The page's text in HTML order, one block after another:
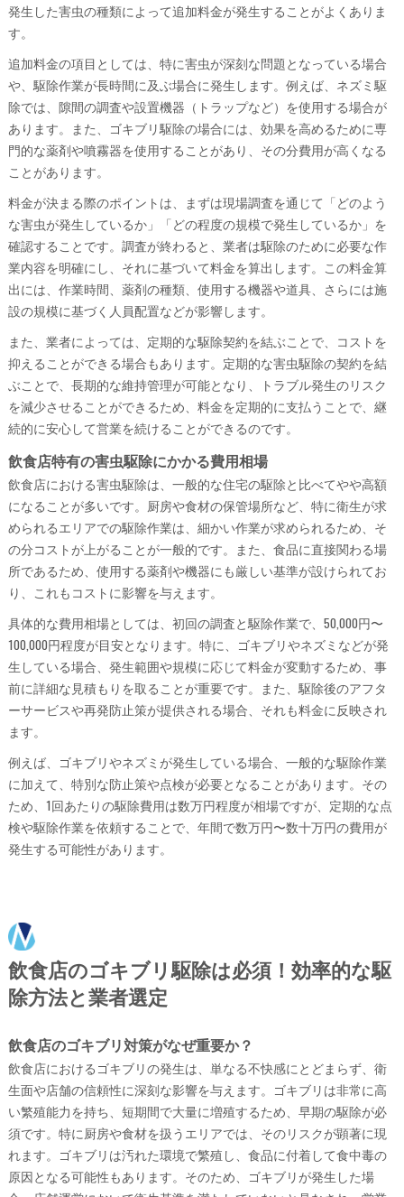
発生した害虫の種類によって追加料金が発生することがよくありま
す。
追加料金の項目としては、特に害虫が深刻な問題となっている場合
や、駆除作業が長時間に及ぶ場合に発生します。例えば、ネズミ駆
除では、隙間の調査や設置機器（トラップなど）を使用する場合が
あります。また、ゴキブリ駆除の場合には、効果を高めるために専
門的な薬剤や噴霧器を使用することがあり、その分費用が高くなる
ことがあります。
料金が決まる際のポイントは、まずは現場調査を通じて「どのよう
な害虫が発生しているか」「どの程度の規模で発生しているか」を
確認することです。調査が終わると、業者は駆除のために必要な作
業内容を明確にし、それに基づいて料金を算出します。この料金算
出には、作業時間、薬剤の種類、使用する機器や道具、さらには施
設の規模に基づく人員配置などが影響します。
また、業者によっては、定期的な駆除契約を結ぶことで、コストを
抑えることができる場合もあります。定期的な害虫駆除の契約を結
ぶことで、長期的な維持管理が可能となり、トラブル発生のリスク
を減少させることができるため、料金を定期的に支払うことで、継
続的に安心して営業を続けることができるのです。
飲食店特有の害虫駆除にかかる費用相場
飲食店における害虫駆除は、一般的な住宅の駆除と比べてやや高額
になることが多いです。厨房や食材の保管場所など、特に衛生が求
められるエリアでの駆除作業は、細かい作業が求められるため、そ
の分コストが上がることが一般的です。また、食品に直接関わる場
所であるため、使用する薬剤や機器にも厳しい基準が設けられてお
り、これもコストに影響を与えます。
具体的な費用相場としては、初回の調査と駆除作業で、50,000円〜
100,000円程度が目安となります。特に、ゴキブリやネズミなどが発
生している場合、発生範囲や規模に応じて料金が変動するため、事
前に詳細な見積もりを取ることが重要です。また、駆除後のアフタ
ーサービスや再発防止策が提供される場合、それも料金に反映され
ます。
例えば、ゴキブリやネズミが発生している場合、一般的な駆除作業
に加えて、特別な防止策や点検が必要となることがあります。その
ため、1回あたりの駆除費用は数万円程度が相場ですが、定期的な点
検や駆除作業を依頼することで、年間で数万円〜数十万円の費用が
発生する可能性があります。
飲食店のゴキブリ駆除は必須！効率的な駆
除方法と業者選定
飲食店のゴキブリ対策がなぜ重要か？
飲食店におけるゴキブリの発生は、単なる不快感にとどまらず、衛
生面や店舗の信頼性に深刻な影響を与えます。ゴキブリは非常に高
い繁殖能力を持ち、短期間で大量に増殖するため、早期の駆除が必
須です。特に厨房や食材を扱うエリアでは、そのリスクが顕著に現
れます。ゴキブリは汚れた環境で繁殖し、食品に付着して食中毒の
原因となる可能性もあります。そのため、ゴキブリが発生した場